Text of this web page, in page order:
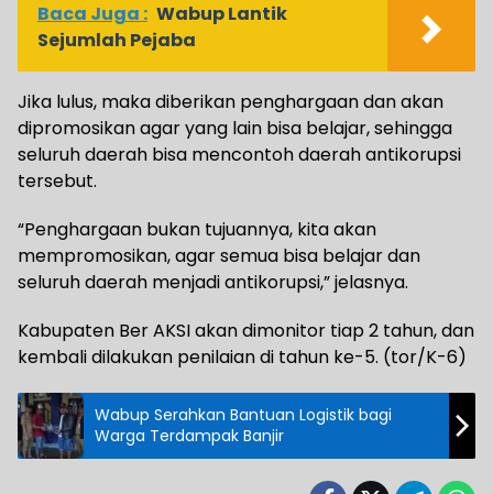
Baca Juga : Wabup Lantik
Sejumlah Pejaba
Jika lulus, maka diberikan penghargaan dan akan
dipromosikan agar yang lain bisa belajar, sehingga
seluruh daerah bisa mencontoh daerah antikorupsi
tersebut.
“Penghargaan bukan tujuannya, kita akan
mempromosikan, agar semua bisa belajar dan
seluruh daerah menjadi antikorupsi,” jelasnya.
Kabupaten Ber AKSI akan dimonitor tiap 2 tahun, dan
kembali dilakukan penilaian di tahun ke-5. (tor/K-6)
Wabup Serahkan Bantuan Logistik bagi
Warga Terdampak Banjir